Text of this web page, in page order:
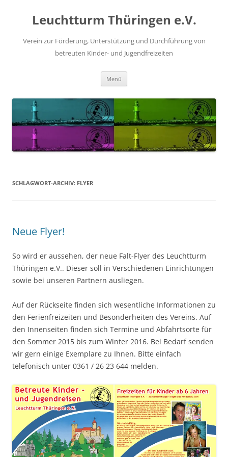
springenLeuchtturm Thüringen e.V.
Verein zur Förderung, Unterstützung und Durchführung von
betreuten Kinder- und Jugendfreizeiten
Menü
SCHLAGWORT-ARCHIV: FLYER
Neue Flyer!
So wird er aussehen, der neue Falt-Flyer des Leuchtturm
Thüringen e.V.. Dieser soll in Verschiedenen Einrichtungen
sowie bei unseren Partnern ausliegen.
Auf der Rückseite finden sich wesentliche Informationen zu
den Ferienfreizeiten und Besonderheiten des Vereins. Auf
den Innenseiten finden sich Termine und Abfahrtsorte für
den Sommer 2015 bis zum Winter 2016. Bei Bedarf senden
wir gern einige Exemplare zu Ihnen. Bitte einfach
telefonisch unter 0361 / 26 23 644 melden.